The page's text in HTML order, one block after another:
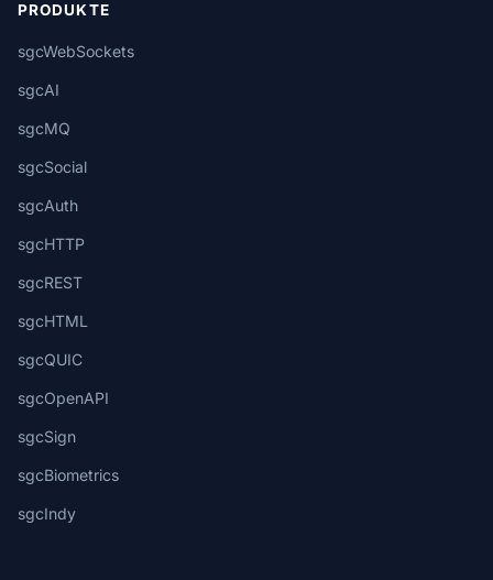
PRODUKTE
sgcWebSockets
sgcAI
sgcMQ
sgcSocial
sgcAuth
sgcHTTP
sgcREST
sgcHTML
sgcQUIC
sgcOpenAPI
sgcSign
sgcBiometrics
sgcIndy